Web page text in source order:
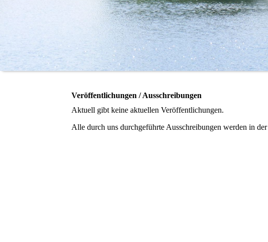
Veröffentlichungen / Ausschreibungen
Aktuell gibt keine aktuellen Veröffentlichungen.
Alle durch uns durchgeführte Ausschreibungen werden in der